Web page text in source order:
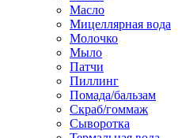
Масло
Мицеллярная вода
Молочко
Мыло
Патчи
Пиллинг
Помада/бальзам
Скраб/гоммаж
Сыворотка